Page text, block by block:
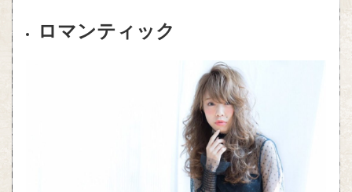
ロマンティック